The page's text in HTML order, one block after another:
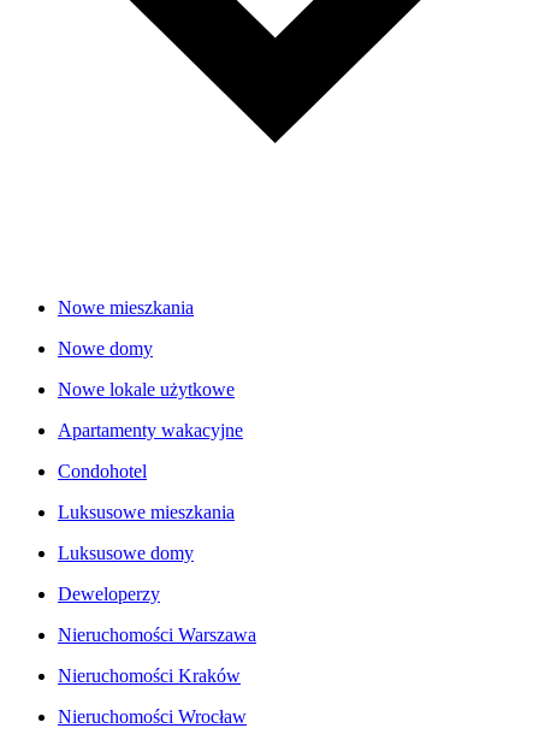
Nowe mieszkania
Nowe domy
Nowe lokale użytkowe
Apartamenty wakacyjne
Condohotel
Luksusowe mieszkania
Luksusowe domy
Deweloperzy
Nieruchomości Warszawa
Nieruchomości Kraków
Nieruchomości Wrocław